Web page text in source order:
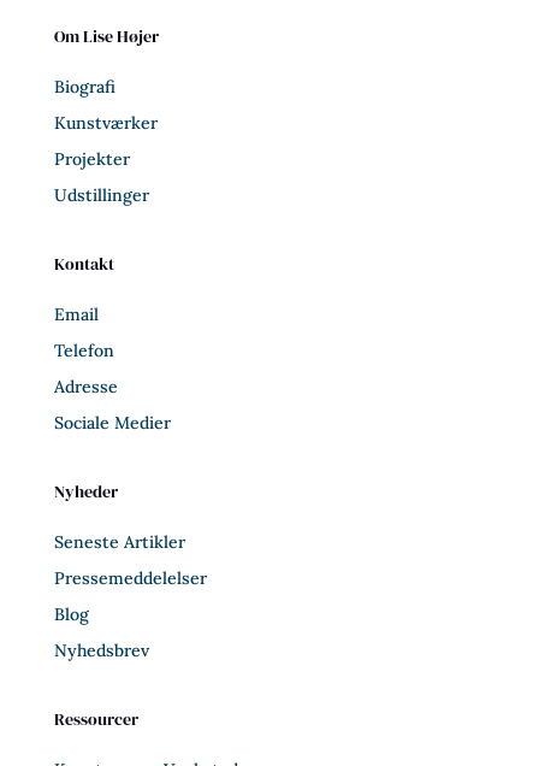
Om Lise Højer
Biografi
Kunstværker
Projekter
Udstillinger
Kontakt
Email
Telefon
Adresse
Sociale Medier
Nyheder
Seneste Artikler
Pressemeddelelser
Blog
Nyhedsbrev
Ressourcer